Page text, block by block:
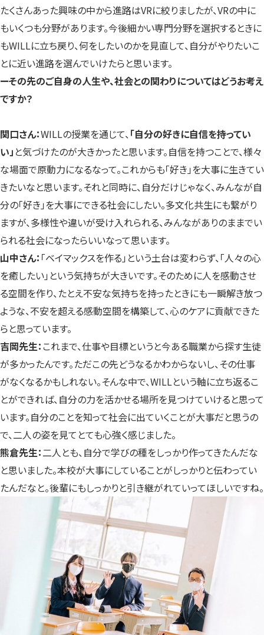
たくさんあった興味の中から進路はVRに絞りましたが、VRの中に
もいくつも分野があります。今後細かい専門分野を選択するときに
もWILLに立ち戻り、何をしたいのかを見直して、自分がやりたいこ
とに近い進路を選んでいけたらと思います。
ーその先のご自身の人生や、社会との関わりについてはどうお考え
ですか？
関口さん：WILLの授業を通じて、「自分の好きに自信を持ってい
い」 と気づけたのが大きかったと思います。自信を持つことで、様々
な場面で原動力になるなって。これからも「好き」を大事に生きてい
きたいなと思います。それと同時に、自分だけじゃなく、みんなが自
分の「好き」を大事にできる社会にしたい。多文化共生にも繋がり
ますが、多様性や違いが受け入れられる、みんながありのままでい
られる社会になったらいいなって思います。
山中さん： 「ベイマックスを作る」という土台は変わらず、「人々の心
を癒したい」という気持ちが大きいです。そのために人を感動させ
る空間を作り、たとえ不安な気持ちを持ったときにも一瞬解き放つ
ような、不安を超える感動空間を構築して、心のケアに貢献できた
らと思っています。
吉岡先生： これまで、仕事や目標というと今ある職業から探す生徒
が多かったんです。ただこの先どうなるかわからないし、その仕事
がなくなるかもしれない。そんな中で、WILLという軸に立ち返るこ
とができれば、自分の力を活かせる場所を見つけていけると思って
います。自分のことを知って社会に出ていくことが大事だと思うの
で、二人の姿を見てとても心強く感じました。
熊倉先生：二人とも、自分で学びの種をしっかり作ってきたんだな
と思いました。本校が大事にしていることがしっかりと伝わってい
たんだなと。後輩にもしっかりと引き継がれていってほしいですね。